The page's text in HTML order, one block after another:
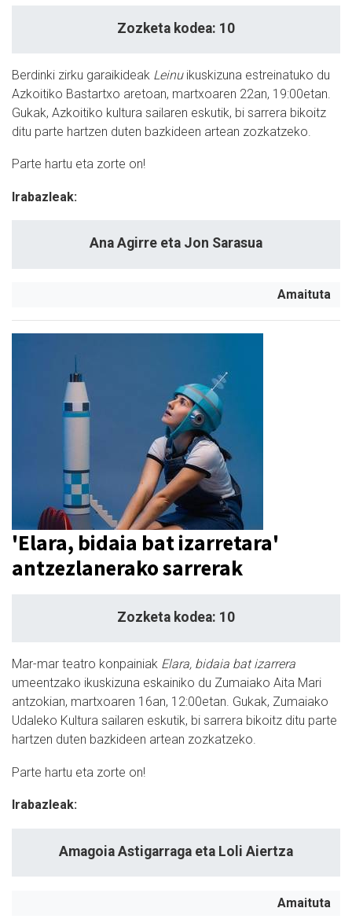
Zozketa kodea: 10
Berdinki zirku garaikideak Leinuikuskizuna estreinatuko du
Azkoitiko Bastartxo aretoan, martxoaren 22an, 19:00etan.
Gukak, Azkoitiko kultura sailaren eskutik, bi sarrera bikoitz
ditu parte hartzen duten bazkideen artean zozkatzeko.
Parte hartu eta zorte on!
Irabazleak:
Ana Agirre eta Jon Sarasua
Amaituta
'Elara, bidaia bat izarretara'
antzezlanerako sarrerak
Zozketa kodea: 10
Mar-mar teatro konpainiak Elara, bidaia bat izarrera
umeentzako ikuskizuna eskainiko du Zumaiako Aita Mari
antzokian, martxoaren 16an, 12:00etan. Gukak, Zumaiako
Udaleko Kultura sailaren eskutik, bi sarrera bikoitz ditu parte
hartzen duten bazkideen artean zozkatzeko.
Parte hartu eta zorte on!
Irabazleak:
Amagoia Astigarraga eta Loli Aiertza
Amaituta